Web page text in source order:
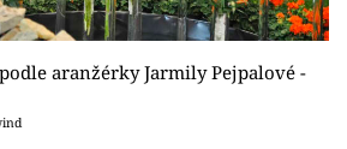
aranžérky Jarmily Pejpalové -